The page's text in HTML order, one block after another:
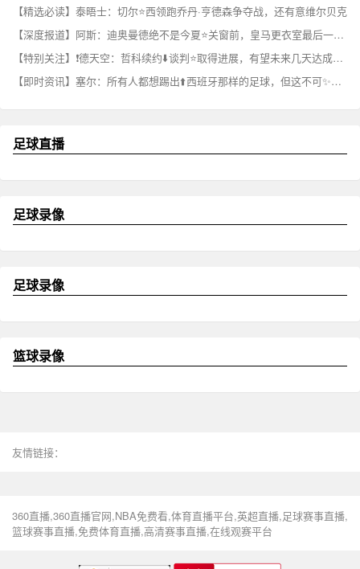
【精选必读】泰晤士：切尔⭐西领跑乔丹·亨德森争夺战，还有意维尔贝克
【深度报道】阿斯：迪奥曼德绝不是今夏⭐关窗前，皇马更衣室最后一张新面孔
【特别关注】❗德天空：哲科续约⬇️谈判⭐取得进展，有望未来几天达成协议
【即时资讯】塞尔：所有人都想踢出⬆️西班牙那样的足球，但这不可✨能一⬇️两天内复制
足球直播
足球录像
足球录像
篮球录像
友情链接：
360直播,360直播官网,NBA免费看,体育直播平台,英超直播,足球赛事直播,
篮球赛事直播,免费体育直播,高清赛事直播,在线观赛平台